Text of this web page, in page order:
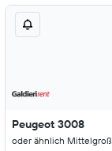
Peugeot 3008
oder ähnlich Mittelgroß